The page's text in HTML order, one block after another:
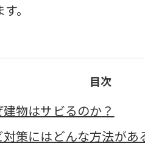
。
目次
建物はサビるのか？
策にはどんな方法があ